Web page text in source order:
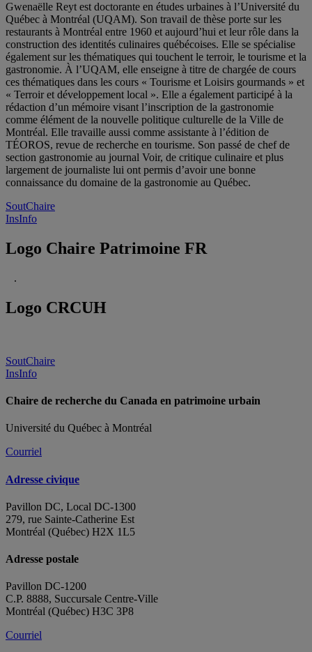
Gwenaëlle Reyt est doctorante en études urbaines à l’Université du
Québec à Montréal (UQAM). Son travail de thèse porte sur les
restaurants à Montréal entre 1960 et aujourd’hui et leur rôle dans la
construction des identités culinaires québécoises. Elle se spécialise
également sur les thématiques qui touchent le terroir, le tourisme et la
gastronomie. À l’UQAM, elle enseigne à titre de chargée de cours
ces thématiques dans les cours « Tourisme et Loisirs gourmands » et
« Terroir et développement local ». Elle a également participé à la
rédaction d’un mémoire visant l’inscription de la gastronomie
comme élément de la nouvelle politique culturelle de la Ville de
Montréal. Elle travaille aussi comme assistante à l’édition de
TÉOROS, revue de recherche en tourisme. Son passé de chef de
section gastronomie au journal Voir, de critique culinaire et plus
largement de journaliste lui ont permis d’avoir une bonne
connaissance du domaine de la gastronomie au Québec.
SoutChaire
InsInfo
Logo Chaire Patrimoine FR
.
Logo CRCUH
SoutChaire
InsInfo
Chaire de recherche du Canada en patrimoine urbain
Université du Québec à Montréal
Courriel
Adresse civique
Pavillon DC, Local DC-1300
279, rue Sainte-Catherine Est
Montréal (Québec) H2X 1L5
Adresse postale
Pavillon DC-1200
C.P. 8888, Succursale Centre-Ville
Montréal (Québec) H3C 3P8
Courriel